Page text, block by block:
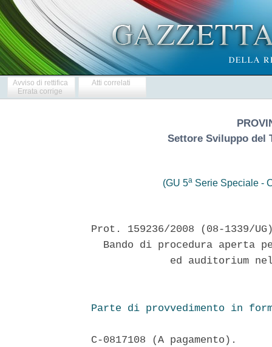
Avviso di rettifica
Errata corrige
Atti correlati
Settore Sviluppo del
(GU 5a Serie Speciale -
Prot. 159236/2008 (08-1339/
Bando di procedura aperta
ed auditorium
Parte di provvedimento in